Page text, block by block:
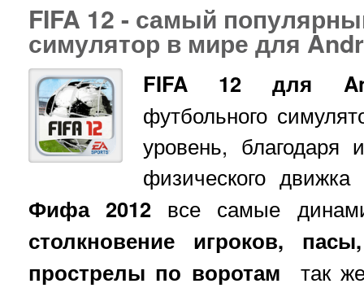
FIFA 12 - самый
симулятор в мире для
FIFA 12 для
футбольного
уровень, благодаря
физического движка
Фифа 2012 все самые
столкновение игроков,
прострелы по воротам так